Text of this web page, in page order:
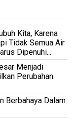
Kita, Karena
Tidak Semua Air
Dipenuhi...
Menjadi
Perubahan
Berbahaya Dalam